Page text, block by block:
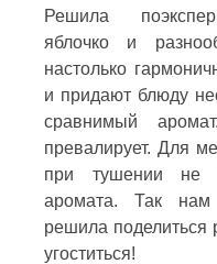
Решила
яблочко и
настолько
и придают блюду
сравнимый
превалирует. Для
при тушении не
аромата. Так нам
решила поделиться
угоститься!